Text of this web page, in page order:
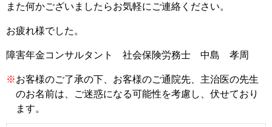
また何かございましたらお気軽にご連絡ください。
お疲れ様でした。
障害年金コンサルタント 社会保険労務士 中島 孝周
※お客様のご了承の下、お客様のご通院先、主治医の先生
のお名前は、ご迷惑になる可能性を考慮し、伏せており
ます。